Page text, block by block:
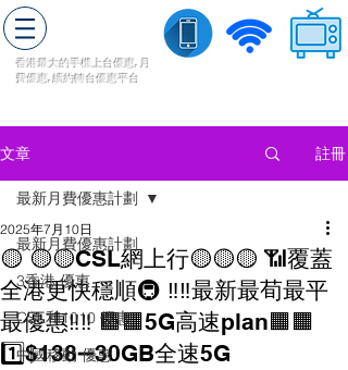
香港最大的手機上台優惠, 月
費優惠,續約轉台優惠平台
文章 註冊
最新月費優惠計劃
3香港 優惠
CSL和1010 優惠
中國移動 優惠
最新月費優惠計劃
🟡 🟡🟡CSL網上行🟡🟡🟡 📶覆蓋
全港更快穩順🚇 ‼️‼️最新最荀最平
最優惠‼️‼️ 🟧🟧5G高速plan🟧🟧
1️⃣$138➖30GB全速5G
2025年7月10日